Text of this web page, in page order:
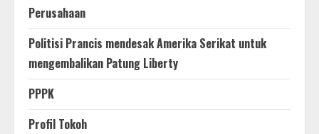
Perusahaan
Politisi Prancis mendesak Amerika Serikat untuk
mengembalikan Patung Liberty
PPPK
Profil Tokoh